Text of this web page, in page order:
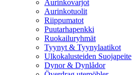
Aurinkovarjot
Aurinkotuolit
Riippumatot
Puutarhapenkki
Ruokailuryhmät
Tyynyt & Tyynylaatikot
Ulkokalusteiden Suojapeite
Dynor & Dynlådor